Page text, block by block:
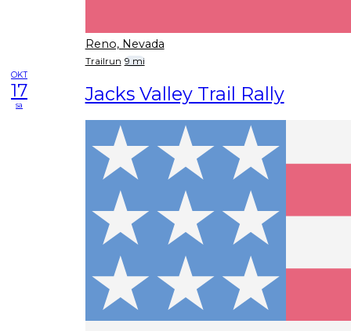
Reno, Nevada
Trailrun 9 mi
OKT
17
sa Jacks Valley Trail Rally